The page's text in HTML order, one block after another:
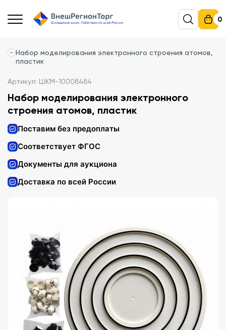
0
Набор моделирования электронного строения атомов,
пластик
Артикул: ШКМ-10008484
Набор моделирования электронного
строения атомов, пластик
Поставим без предоплаты
Соответствует ФГОС
Документы для аукциона
Доставка по всей России